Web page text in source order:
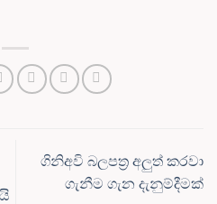
ගිනිඅවි බලපත්‍ර අලුත් කරවා
ගැනීම ගැන දැනුම්දීමක්